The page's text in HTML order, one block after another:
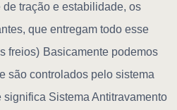
tração e estabilidade, os
que entregam todo esse
freios) Basicamente podemos
são controlados pelo sistema
Sistema Antitravamento